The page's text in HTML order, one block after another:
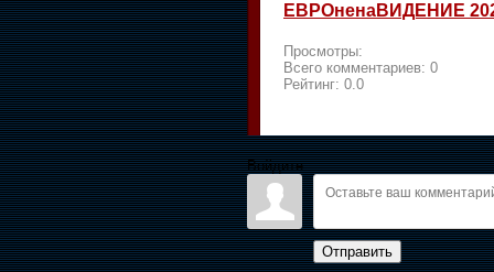
ЕВРОненаВИДЕНИЕ
Просмотры:
Всего комментариев: 0
Рейтинг: 0.0
Войдите:
Отправить